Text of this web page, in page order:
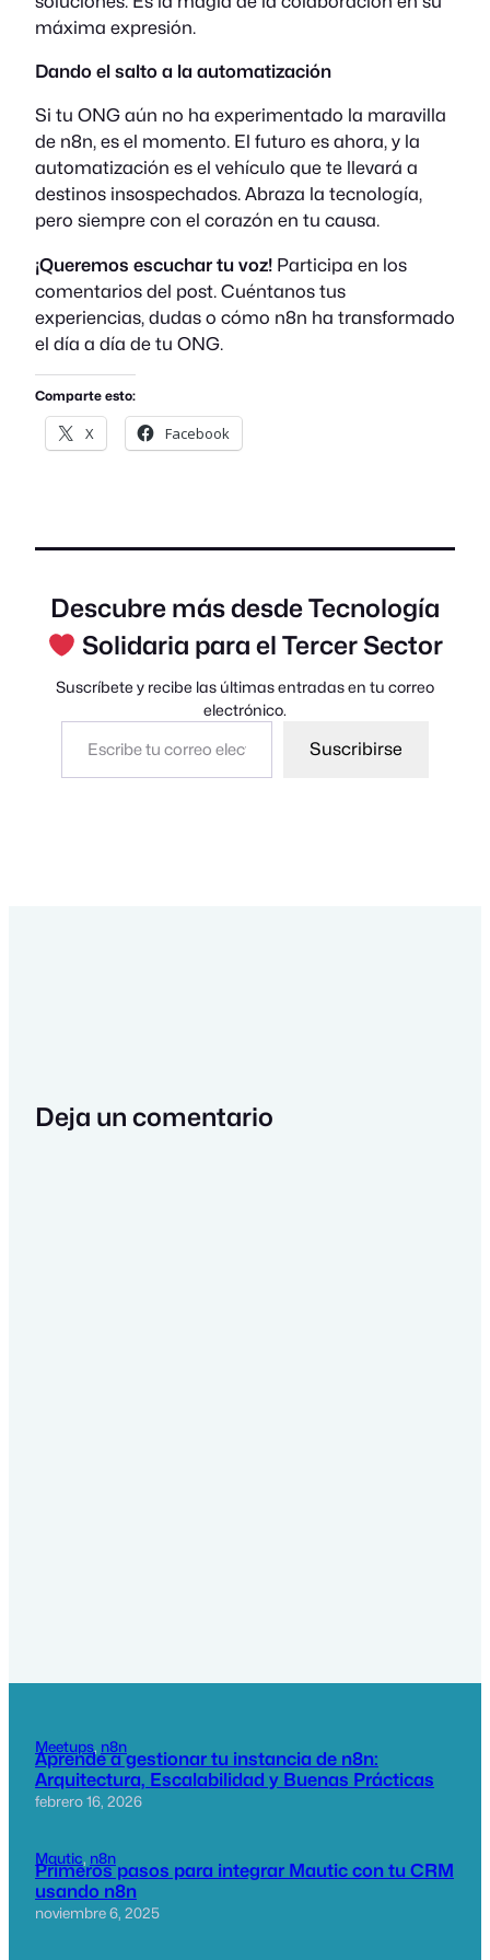
máxima expresión.
Dando el salto a la automatización
Si tu ONG aún no ha experimentado la maravilla
de n8n, es el momento. El futuro es ahora, y la
automatización es el vehículo que te llevará a
destinos insospechados. Abraza la tecnología,
pero siempre con el corazón en tu causa.
¡Queremos escuchar tu voz! Participa en los
comentarios del post. Cuéntanos tus
experiencias, dudas o cómo n8n ha transformado
el día a día de tu ONG.
Comparte esto:
X Facebook
Descubre más desde Tecnología
Solidaria para el Tercer Sector
Suscríbete y recibe las últimas entradas en tu correo
electrónico.
Escribe tu correo electrónico…
Suscribirse
Deja un comentario
Meetups, n8n
Aprende a gestionar tu instancia de n8n:
Arquitectura, Escalabilidad y Buenas Prácticas
febrero 16, 2026
Mautic, n8n
Primeros pasos para integrar Mautic con tu CRM
usando n8n
noviembre 6, 2025